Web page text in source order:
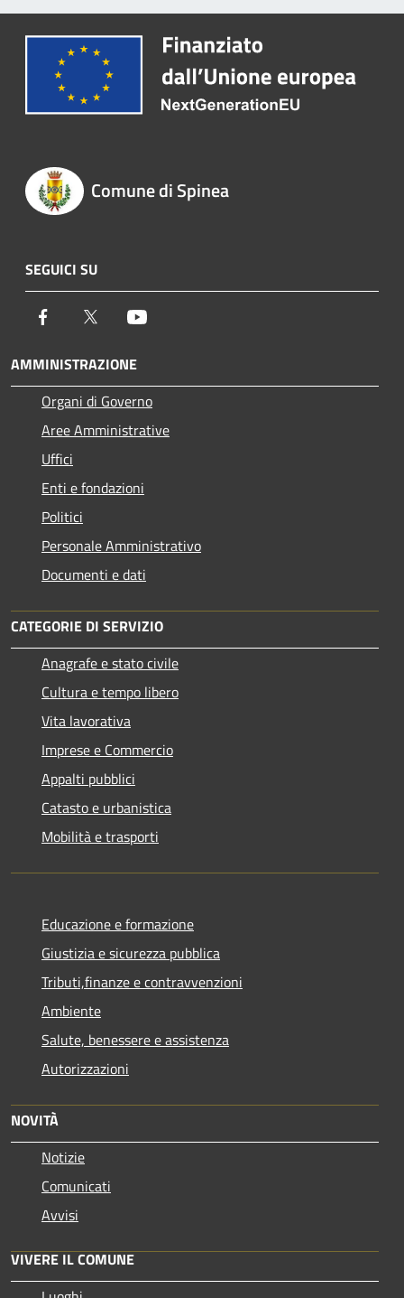
Comune di Spinea
SEGUICI SU
Facebook Twitter
AMMINISTRAZIONE
Organi di Governo
Aree Amministrative
Uffici
Enti e fondazioni
Politici
Personale Amministrativo
Documenti e dati
CATEGORIE DI SERVIZIO
Anagrafe e stato civile
Cultura e tempo libero
Vita lavorativa
Imprese e Commercio
Appalti pubblici
Catasto e urbanistica
Mobilità e trasporti
Educazione e formazione
Giustizia e sicurezza pubblica
Tributi,finanze e contravvenzioni
Ambiente
Salute, benessere e assistenza
Autorizzazioni
NOVITÀ
Notizie
Comunicati
Avvisi
VIVERE IL COMUNE